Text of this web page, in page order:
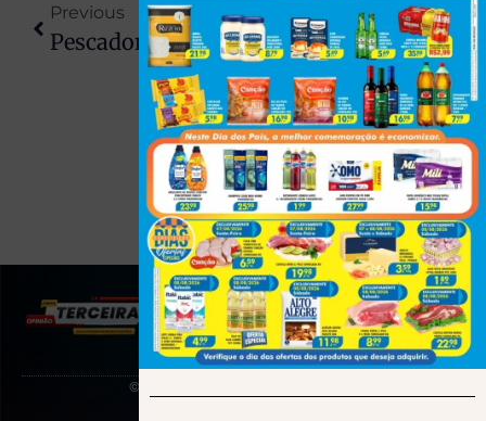
Previous
Pescador É Preso Com Espécie Ameaçada De Extinção E Mais De 16 Kg De Peixe Em Área Protegida Na Região
Next
Exercício Ilegal Da Medicina Veterinária Passa A Ser Crime Com Pena De Até 2 Anos De Prisão
(43) 991545950
© 2025 Todos os direitos reservados